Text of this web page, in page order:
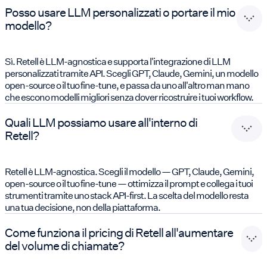
Posso usare LLM personalizzati o portare il mio
modello?
Sì. Retell è LLM-agnostica e supporta l'integrazione di LLM
personalizzati tramite API. Scegli GPT, Claude, Gemini, un modello
open-source o il tuo fine-tune, e passa da uno all'altro man mano
che escono modelli migliori senza dover ricostruire i tuoi workflow.
Quali LLM possiamo usare all'interno di
Retell?
Retell è LLM-agnostica. Scegli il modello — GPT, Claude, Gemini,
open-source o il tuo fine-tune — ottimizza il prompt e collega i tuoi
strumenti tramite uno stack API-first. La scelta del modello resta
una tua decisione, non della piattaforma.
Come funziona il pricing di Retell all'aumentare
del volume di chiamate?